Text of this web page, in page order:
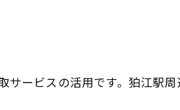
ービスの活用です。狛江駅